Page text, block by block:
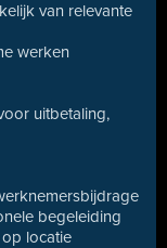
van relevante
werken
uitbetaling,
begeleiding
op locatie